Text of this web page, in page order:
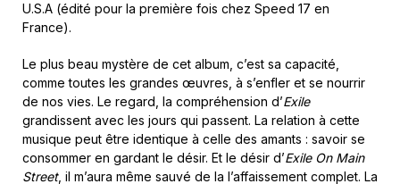
U.S.A (édité pour la première fois chez Speed 17 en
France).
Le plus beau mystère de cet album, c’est sa capacité,
comme toutes les grandes œuvres, à s’enfler et se nourrir
de nos vies. Le regard, la compréhension d’Exile
grandissent avec les jours qui passent. La relation à cette
musique peut être identique à celle des amants : savoir se
consommer en gardant le désir. Et le désir d’Exile On Main
Street, il m’aura même sauvé de la l’affaissement complet. La